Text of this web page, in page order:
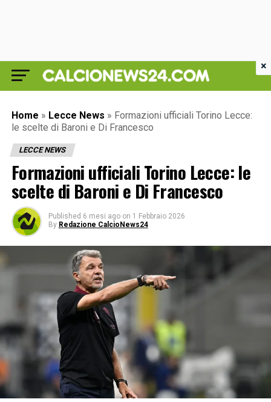
Home » Lecce News » Formazioni ufficiali Torino Lecce:
le scelte di Baroni e Di Francesco
LECCE NEWS
Formazioni ufficiali Torino Lecce: le
scelte di Baroni e Di Francesco
Published 6 mesi ago on 1 Febbraio 2026
By Redazione CalcioNews24
×